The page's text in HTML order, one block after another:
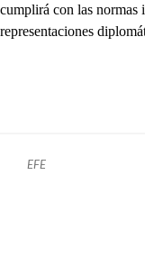
cumplirá con las normas
representaciones
EFE